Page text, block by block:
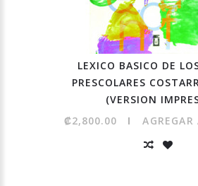
LEXICO BASICO DE
PRESCOLARES
(VERSION
₡2,800.00
AGREGAR